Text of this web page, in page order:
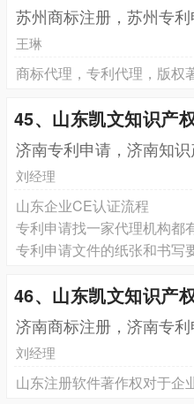
苏州商标注册，苏州专
王琳
45、山东凯文知识产
济南专利申请，济南知
刘经理
山东企业CE认证流程
专利申请找一家代理机构都
专利申请文件的纸张和书写
46、山东凯文知识产
济南商标注册，济南专
刘经理
山东注册软件著作权对于企